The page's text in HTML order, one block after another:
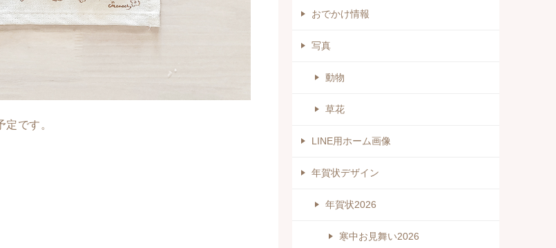
です。
おでかけ情報
写真
動物
草花
LINE用ホーム画像
年賀状デザイン
年賀状2026
寒中お見舞い2026